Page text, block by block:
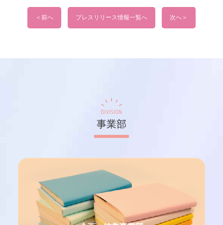
＜前へ プレスリリース情報一覧へ 次へ＞
事業部
DIVISION